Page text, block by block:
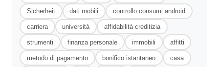
Sicherheit dati mobili controllo consumi android
carriera università affidabilità creditizia
strumenti finanza personale immobili affitti
metodo di pagamento bonifico istantaneo casa